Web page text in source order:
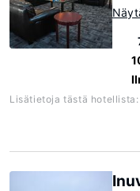
Lisätietoja tästä hotellista: